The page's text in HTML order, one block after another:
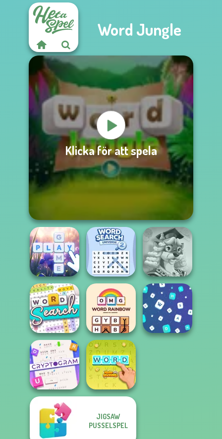
Word Jungle
Klicka för att spela
Bubble Letters
Word Search
Universe 2
Words With Prof.
Wisely
Word Search
Puzzle
OMG Word
Rainbow
Cryptogram:
Word Brain
Puzzle
JIGSAW
PUSSELSPEL